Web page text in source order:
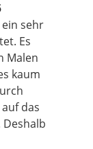
sehr
Es
Malen
kaum
das